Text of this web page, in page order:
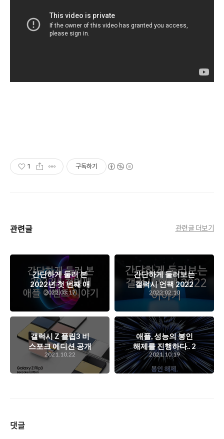
1 구독하기
관련글 관련글 더보기
간단하게 둘러 본
2022년 첫 번째 애
플 이벤트 이야기
2022.03.17
간단하게 둘러보는
갤럭시 언팩 2022
이야기
2022.02.10
갤럭시 Z 플립3 비
스포크 에디션 공개
를 위한 갤럭시 언팩
파트 2 이야기
2021.10.22
애플, 성능의 봉인
해제를 진행하다.. 2
번째 가을 애플 이벤
트 간단 스케치
2021.10.19
댓글